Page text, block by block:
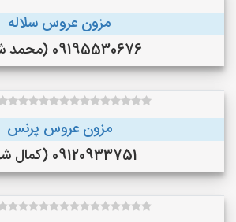
مزون عروس سلاله
09195530676 (محمد شهر)
مزون عروس پرنس
09120933751 (کمال شهر)